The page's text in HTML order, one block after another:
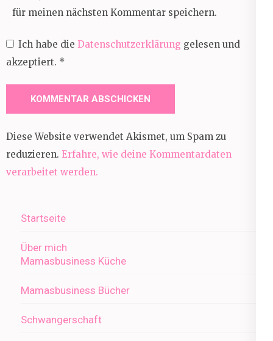
für meinen nächsten Kommentar speichern.
Ich habe die Datenschutzerklärung gelesen und
akzeptiert. *
Diese Website verwendet Akismet, um Spam zu
reduzieren. Erfahre, wie deine Kommentardaten
verarbeitet werden.
Startseite
Über mich
Mamasbusiness Küche
Mamasbusiness Bücher
Schwangerschaft